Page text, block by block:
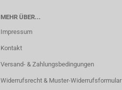
MEHR ÜBER...
Impressum
Kontakt
Versand- & Zahlungsbedingungen
Widerrufsrecht & Muster-Widerrufsformular